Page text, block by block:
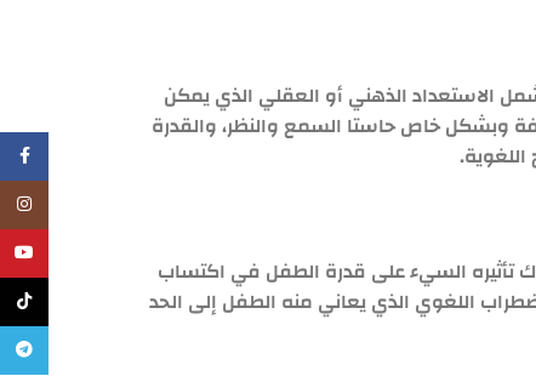
الاستعداد الذهني أو العقلي الذي يمكن
وبشكل خاص حاستا السمع والنظر، والقدرة
تأثيره السيء على قدرة الطفل في اكتساب
اللغوي الذي يعاني منه الطفل إلى الحد
تيك
تليجرام